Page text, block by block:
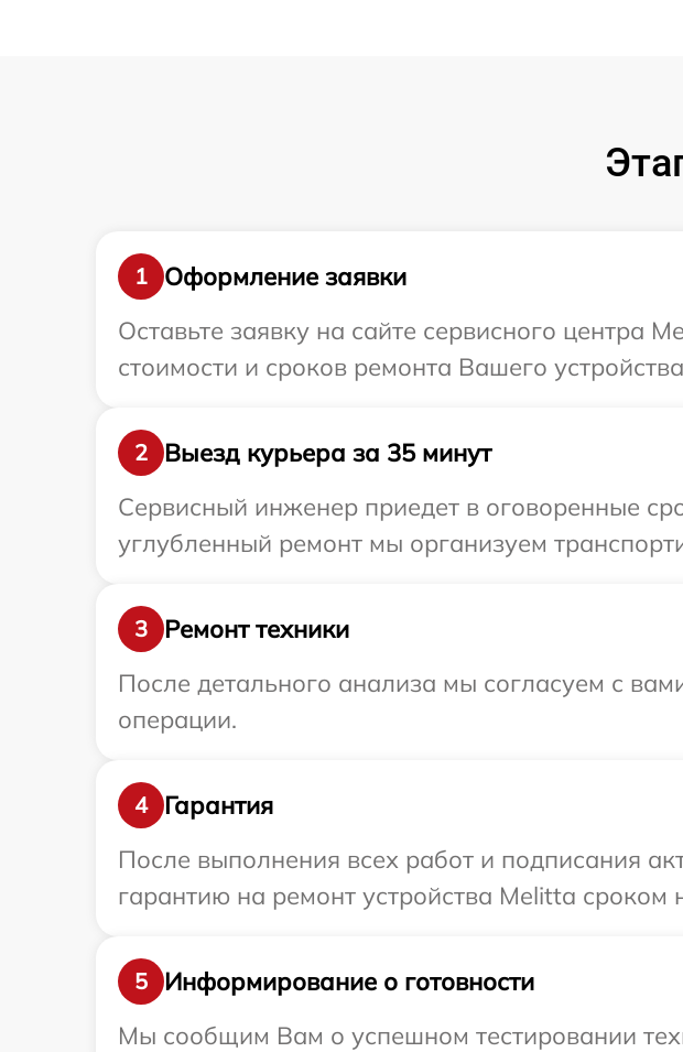
1
Оформление заявки
Оставьте заявку на сайте сервисного центра
стоимости и сроков ремонта Вашего
2
Выезд курьера за 35 минут
Сервисный инженер приедет в оговоренные
углубленный ремонт мы организуем
3
Ремонт техники
После детального анализа мы согласуем с
операции.
4
Гарантия
После выполнения всех работ и подписания
гарантию на ремонт устройства Melitta сроком
5
Информирование о готовности
Мы сообщим Вам о успешном тестировании